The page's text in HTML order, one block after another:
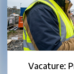
Vacature: